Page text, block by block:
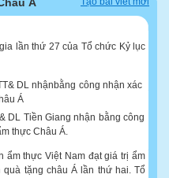
lần thứ 27 của Tổ chức Kỷ lục
DL Tiền Giang nhận bằng công
thực Châu Á.
ẩm thực Việt Nam đạt giá trị ẩm
tặng châu Á lần thứ hai. Tổ